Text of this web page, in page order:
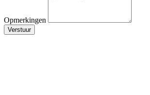
Opmerkingen
Verstuur